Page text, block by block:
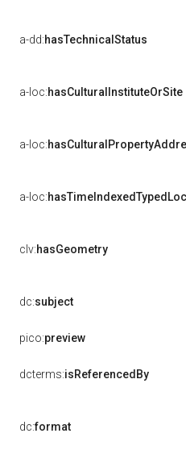
a-dd:hasTechnicalStatus
a-loc:hasCulturalInstituteOrSite
a-loc:
a-loc:
clv:hasGeometry
dc:subject
pico:preview
dcterms:isReferencedBy
dc:format